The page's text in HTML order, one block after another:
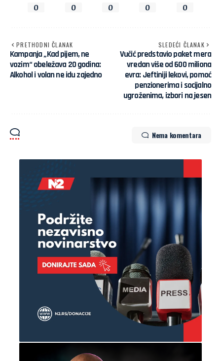
0 0 0 0 0
PRETHODNI ČLANAK
Kampanja „Kad pijem, ne
vozim“ obeležava 20 godina:
Alkohol i volan ne idu zajedno
SLEDEĆI ČLANAK
Vučić predstavio paket mera
vredan više od 600 miliona
evra: Jeftiniji lekovi, pomoć
penzionerima i socijalno
ugroženima, izbori na jesen
Nema komentara